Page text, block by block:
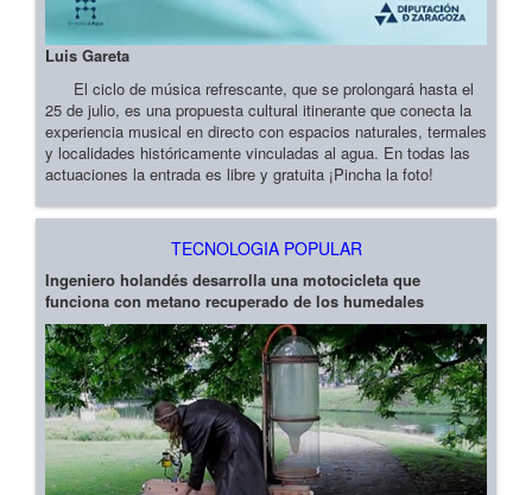
Luis Gareta
El ciclo de música refrescante, que se prolongará hasta el
25 de julio, es una propuesta cultural itinerante que conecta la
experiencia musical en directo con espacios naturales, termales
y localidades históricamente vinculadas al agua. En todas las
actuaciones la entrada es libre y gratuita ¡Pincha la foto!
TECNOLOGIA POPULAR
Ingeniero holandés desarrolla una motocicleta que
funciona con metano recuperado de los humedales